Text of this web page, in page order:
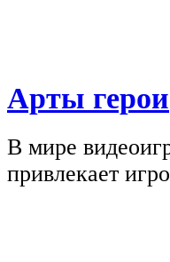
Арты герои
В мире
привлекает